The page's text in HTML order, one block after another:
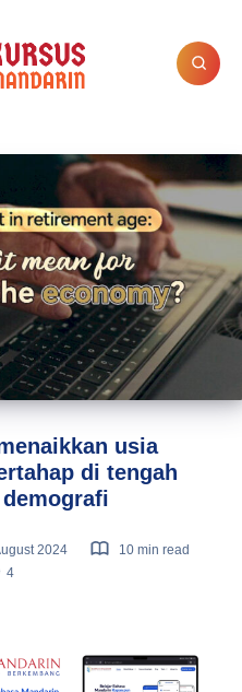
usia
di tengah
2024
10 min read
4